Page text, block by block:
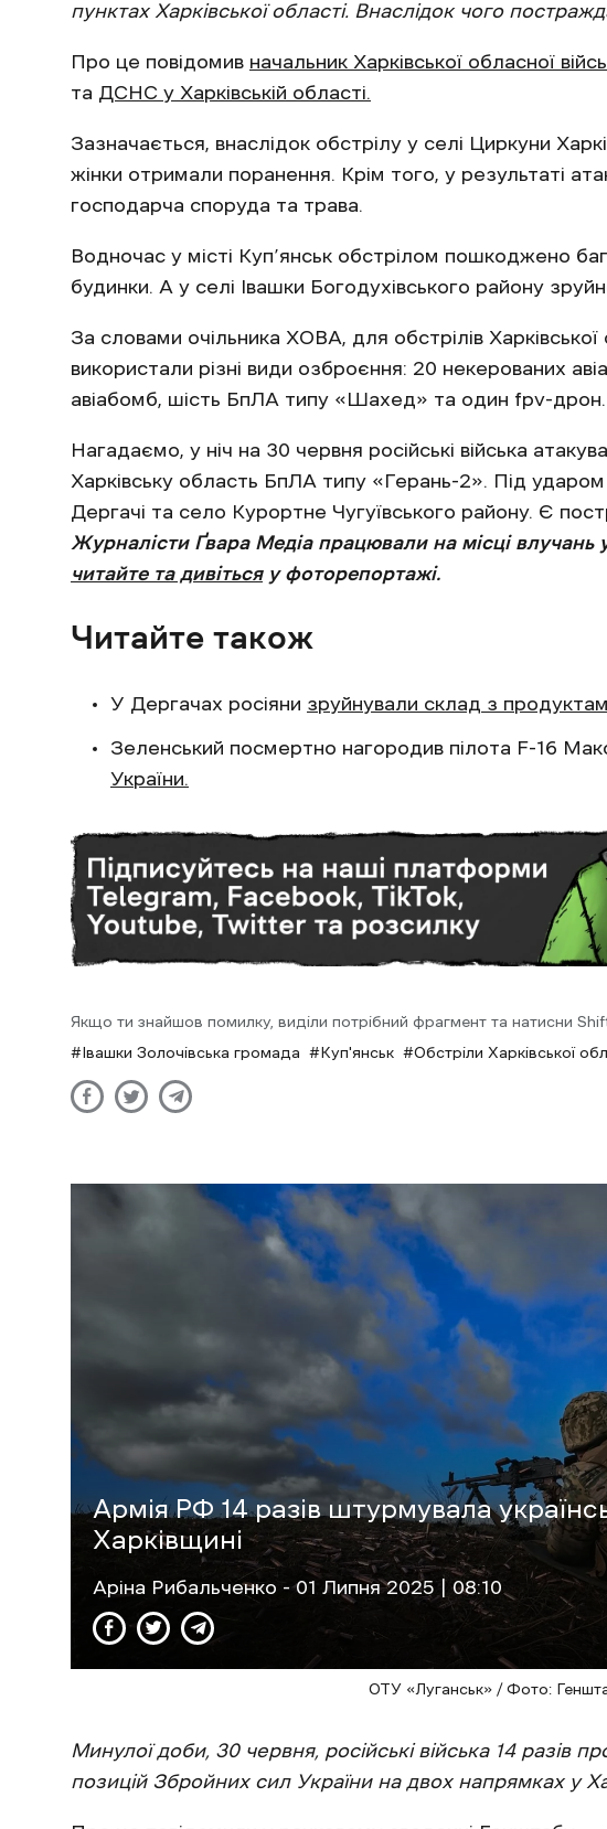
пунктах Харківської області. Внаслідок чого
Про це повідомив начальник Харківської обласної
та ДСНС у Харківській області.
Зазначається, внаслідок обстрілу у селі Циркуни
жінки отримали поранення. Крім того, у результаті
господарча споруда та трава.
Водночас у місті Куп’янськ обстрілом пошкоджено
будинки. А у селі Івашки Богодухівського району
За словами очільника ХОВА, для обстрілів Харківської
використали різні види озброєння: 20 некерованих
авіабомб, шість БпЛА типу «Шахед» та один fpv-дрон.
Нагадаємо, у ніч на 30 червня російські війська
Харківську область БпЛА типу «Герань-2». Під
Дергачі та село Курортне Чугуївського району. Є
Журналісти Ґвара Медіа працювали на місці влучань
читайте та дивітьсяу фоторепортажі.
Читайте також
У Дергачах росіяни зруйнували склад з
Зеленський посмертно нагородив пілота F-16
України.
Якщо ти знайшов помилку, виділи потрібний фрагмент та натисни
Івашки Золочівська громада
Куп'янськ Обстріли Харківської
Армія РФ 14 разів штурмувала
Харківщині
Аріна Рибальченко - 01 Липня 2025 | 08:10
ОТУ «Луганськ» / Фото:
Минулої доби, 30 червня, російські війська 14 разів
позицій Збройних сил України на двох напрямках у